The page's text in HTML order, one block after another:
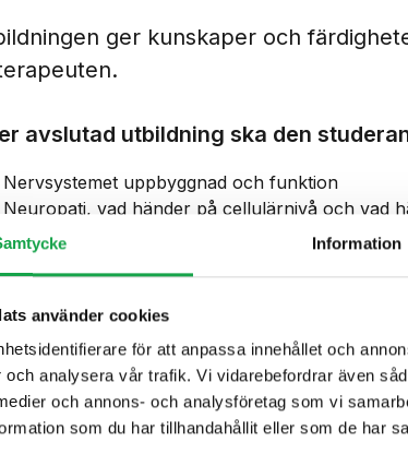
Information
använder cookies
för att anpassa innehållet och
och analysera vår trafik. Vi vidarebefordrar även
och annons- och analysföretag som vi
som du har tillhandahållit eller som de har
ger kunskaper och
avslutad utbildning ska den
Nervsystemet uppbyggnad och funktion
Neuropati, vad händer på cellulärnivå och vad
Olika typer av Neuropati
Symtom och tecken på neuropati
Undersökningsmetoder
Behandlingsstrategier
Förebyggande åtgärder
Samarbete med vårdteam
Patients upplevelse av att leva med neuropati